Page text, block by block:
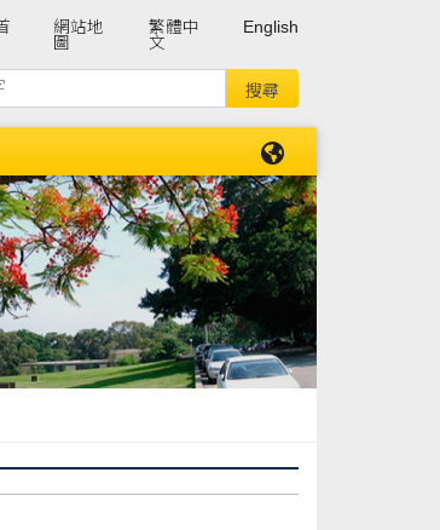
網站地
圖
繁體中
文
English